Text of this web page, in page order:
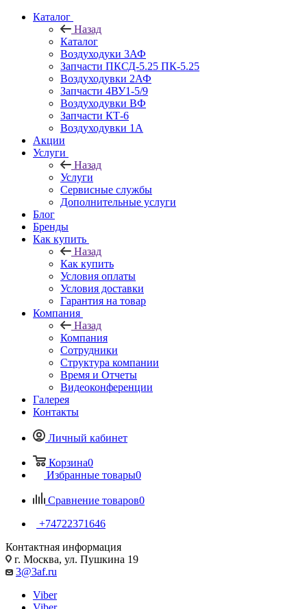
Каталог
Назад
Каталог
Воздуходуки 3АФ
Запчасти ПКСД-5.25 ПК-5.25
Воздуходувки 2АФ
Запчасти 4ВУ1-5/9
Воздуходувки ВФ
Запчасти КТ-6
Воздуходувки 1А
Акции
Услуги
Назад
Услуги
Сервисные службы
Дополнительные услуги
Блог
Бренды
Как купить
Назад
Как купить
Условия оплаты
Условия доставки
Гарантия на товар
Компания
Назад
Компания
Сотрудники
Структура компании
Время и Отчеты
Видеоконференции
Галерея
Контакты
Личный кабинет
Корзина0
Избранные товары0
Сравнение товаров0
+74722371646
Контактная информация
г. Москва, ул. Пушкина 19
3@3af.ru
Viber